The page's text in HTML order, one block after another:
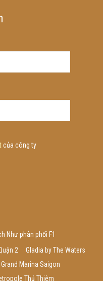
của công ty
Như phân phối F1
2
Gladia by The Waters
Grand Marina Saigon
Thủ Thiêm